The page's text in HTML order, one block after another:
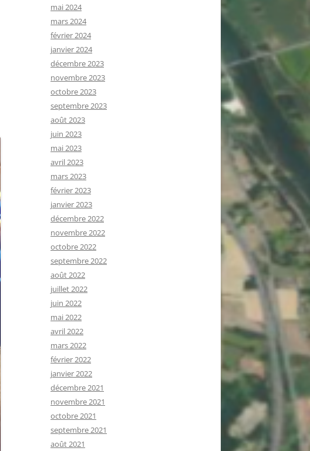
mai 2024
mars 2024
février 2024
janvier 2024
décembre 2023
novembre 2023
octobre 2023
septembre 2023
août 2023
juin 2023
mai 2023
avril 2023
mars 2023
février 2023
janvier 2023
décembre 2022
novembre 2022
octobre 2022
septembre 2022
août 2022
juillet 2022
juin 2022
mai 2022
avril 2022
mars 2022
février 2022
janvier 2022
décembre 2021
novembre 2021
octobre 2021
septembre 2021
août 2021